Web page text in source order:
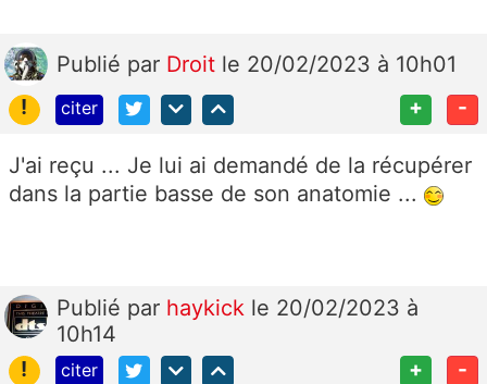
Publié par Droit le 20/02/2023 à 10h01
!
citer + -
J'ai reçu ... Je lui ai demandé de la récupérer
dans la partie basse de son anatomie ...
Publié par haykick le 20/02/2023 à
10h14
!
citer + -